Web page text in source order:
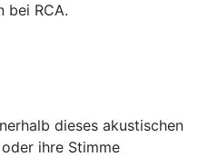
bei RCA.
dieses akustischen
ihre Stimme